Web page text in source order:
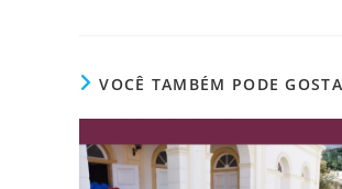
VOCÊ TAMBÉM PODE